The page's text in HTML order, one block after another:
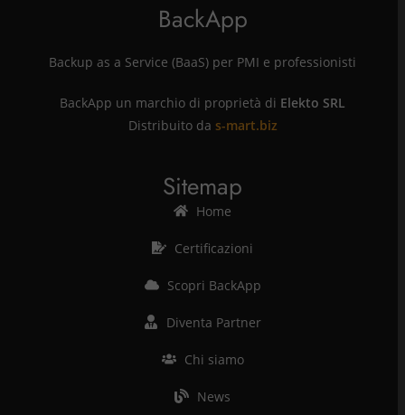
BackApp
Backup as a Service (BaaS) per PMI e professionisti
BackApp un marchio di proprietà di Elekto SRL
Distribuito da s-mart.biz
Sitemap
Home
Certificazioni
Scopri BackApp
Diventa Partner
Chi siamo
News